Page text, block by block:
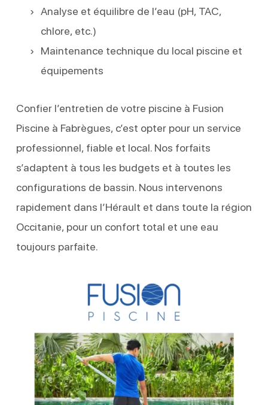
Analyse et équilibre de l’eau (pH, TAC,
chlore, etc.)
Maintenance technique du local piscine et
équipements
Confier l’entretien de votre piscine à Fusion
Piscine à Fabrègues, c’est opter pour un service
professionnel, fiable et local. Nos forfaits
s’adaptent à tous les budgets et à toutes les
configurations de bassin. Nous intervenons
rapidement dans l’Hérault et dans toute la région
Occitanie, pour un confort total et une eau
toujours parfaite.